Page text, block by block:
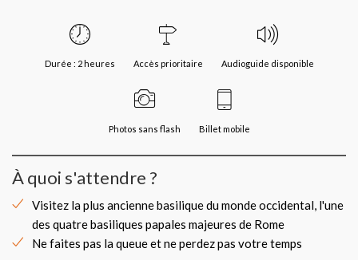
Durée : 2 heures Accès prioritaire Audioguide disponible
Photos sans flash Billet mobile
À quoi s'attendre ?
Visitez la plus ancienne basilique du monde occidental, l'une
des quatre basiliques papales majeures de Rome
Ne faites pas la queue et ne perdez pas votre temps